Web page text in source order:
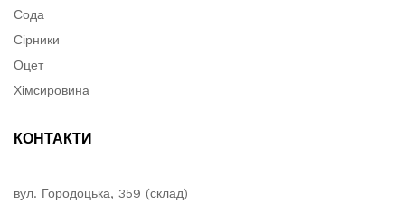
Сода
Сірники
Оцет
Хімсировина
КОНТАКТИ
вул. Городоцька, 359 (склад)